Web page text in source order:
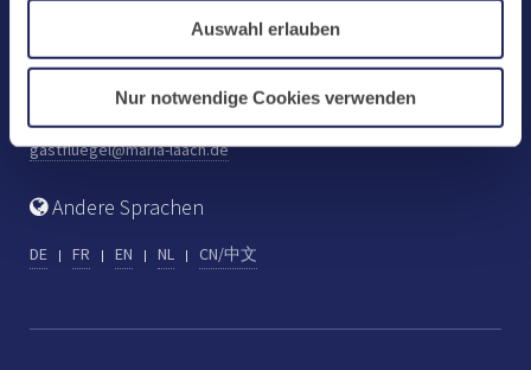
Auswahl erlauben
Nur notwendige Cookies verwenden
Tel: +49 (0) 2652 59-313
Fax: +49 (0) 2652 59-282
gastfluegel@maria-laach.de
Andere Sprachen
DE FR EN NL CN/中文